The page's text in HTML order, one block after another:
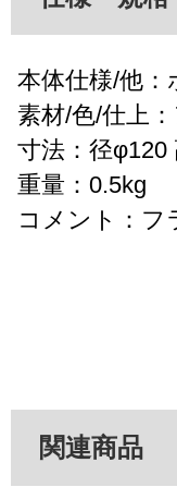
本体仕様/他：
素材/色/仕上
寸法：径φ120
重量：0.5kg
コメント：フ
関連商品